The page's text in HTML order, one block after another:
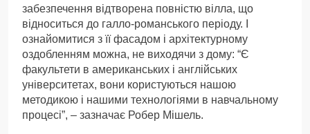
забезпечення відтворена повністю вілла, що
відноситься до галло-романського періоду. І
ознайомитися з її фасадом і архітектурному
оздобленням можна, не виходячи з дому: “Є
факультети в американських і англійських
університетах, вони користуються нашою
методикою і нашими технологіями в навчальному
процесі”, – зазначає Робер Мішель.